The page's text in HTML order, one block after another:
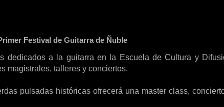
Festival de Guitarra de Ñuble
dedicados a la guitarra en la Escuela de Cultura y
magistrales, talleres y conciertos.
pulsadas históricas ofrecerá una master class,